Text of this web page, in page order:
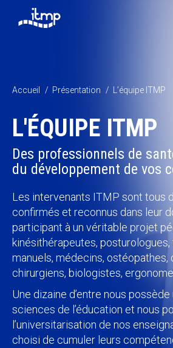
Vous êtes ici :
Accueil Présentation L’équipe ITMP
L'ÉQUIPE ITMP
Des professionnels de
du développement de vos
Les intervenants ITMP sont tous
confirmés et reconnus dans leur
participant à un véritable projet
kinésithérapeutes,
manuels, médecins, ostéopathes,
chirurgiens, biologistes,
Une dizaine d’entre nous
sciences de l’éducation et nous
l’universitarisation de nos
choisi de cumuler leurs